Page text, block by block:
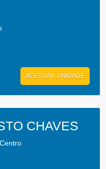
ACESSAR UNIDADE
CHAVES